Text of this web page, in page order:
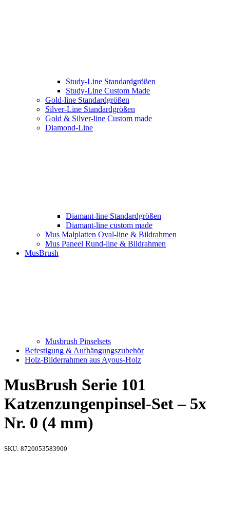
Study-Line Standardgrößen
Study-Line Custom Made
Gold-line Standardgrößen
Silver-Line Standardgrößen
Gold & Silver-line Custom made
Diamond-Line
Diamant-line Standardgrößen
Diamant-line custom made
Mus Malplatten Oval-line & Bildrahmen
Mus Paneel Rund-line & Bildrahmen
MusBrush
Musbrush Pinselsets
Befestigung & Aufhängungszubehör
Holz-Bilderrahmen aus Ayous-Holz
MusBrush Serie 101
Katzenzungenpinsel-Set – 5x
Nr. 0 (4 mm)
SKU: 8720053583900